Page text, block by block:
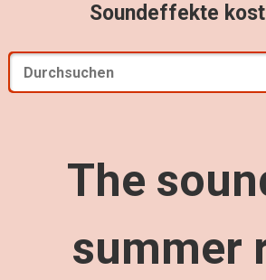
Soundeffekte
The
summer